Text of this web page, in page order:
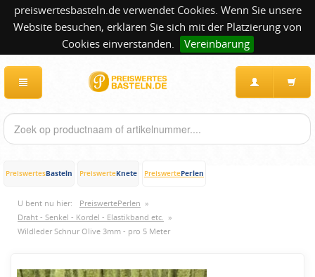
preiswertesbasteln.de verwendet Cookies. Wenn Sie unsere
Website besuchen, erklären Sie sich mit der Platzierung von
Cookies einverstanden.
Vereinbarung
PreiswertesBasteln PreiswerteKnete PreiswertePerlen
U bent nu hier: PreiswertePerlen »
Draht - Senkel - Kordel - Elastikband etc. »
Wildleder Schnur Olive 3mm - pro 5 Meter